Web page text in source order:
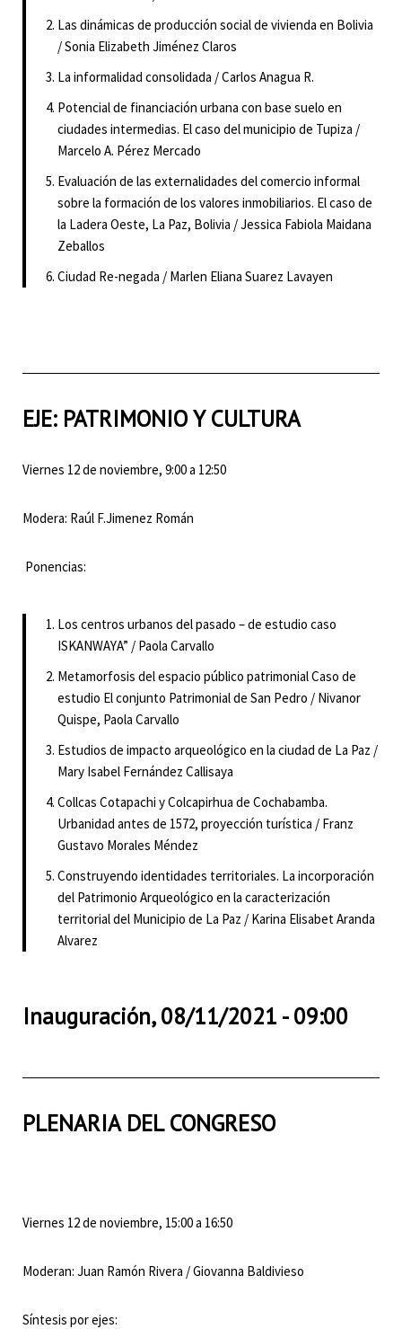
Las dinámicas de producción social de vivienda en Bolivia
/ Sonia Elizabeth Jiménez Claros
La informalidad consolidada / Carlos Anagua R.
Potencial de financiación urbana con base suelo en
ciudades intermedias. El caso del municipio de Tupiza /
Marcelo A. Pérez Mercado
Evaluación de las externalidades del comercio informal
sobre la formación de los valores inmobiliarios. El caso de
la Ladera Oeste, La Paz, Bolivia / Jessica Fabiola Maidana
Zeballos
Ciudad Re-negada / Marlen Eliana Suarez Lavayen
EJE: PATRIMONIO Y CULTURA
Viernes 12 de noviembre, 9:00 a 12:50
Modera: Raúl F.Jimenez Román
Ponencias:
Los centros urbanos del pasado – de estudio caso
ISKANWAYA” / Paola Carvallo
Metamorfosis del espacio público patrimonial Caso de
estudio El conjunto Patrimonial de San Pedro / Nivanor
Quispe, Paola Carvallo
Estudios de impacto arqueológico en la ciudad de La Paz /
Mary Isabel Fernández Callisaya
Collcas Cotapachi y Colcapirhua de Cochabamba.
Urbanidad antes de 1572, proyección turística / Franz
Gustavo Morales Méndez
Construyendo identidades territoriales. La incorporación
del Patrimonio Arqueológico en la caracterización
territorial del Municipio de La Paz / Karina Elisabet Aranda
Alvarez
Inauguración, 08/11/2021 - 09:00
PLENARIA DEL CONGRESO
Viernes 12 de noviembre, 15:00 a 16:50
Moderan: Juan Ramón Rivera / Giovanna Baldivieso
Síntesis por ejes: